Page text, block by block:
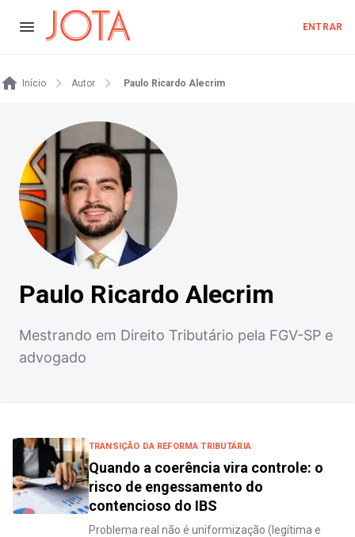
ENTRAR
Início Autor Paulo Ricardo Alecrim
Paulo Ricardo Alecrim
Mestrando em Direito Tributário pela FGV-SP e
advogado
TRANSIÇÃO DA REFORMA TRIBUTÁRIA
Quando a coerência vira controle: o
risco de engessamento do
contencioso do IBS
Problema real não é uniformização (legítima e